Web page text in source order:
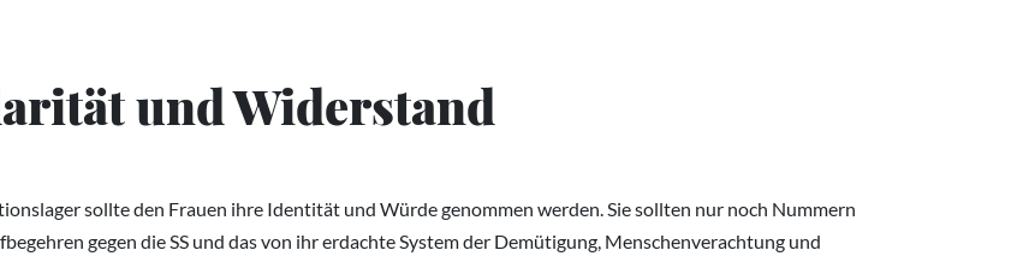
und Widerstand
sollte den Frauen ihre Identität und Würde genommen werden. Sie sollten nur noch Nummern
gegen die SS und das von ihr erdachte System der Demütigung, Menschenverachtung und